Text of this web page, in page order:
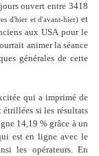
ouvert entre 3418
d'hier et d'avant-hier) et
aux USA pour le
animer la séance
générales de cette
qui a imprimé de
si les résultats
14,19 % grâce à un
est en ligne avec le
les opérateurs. En